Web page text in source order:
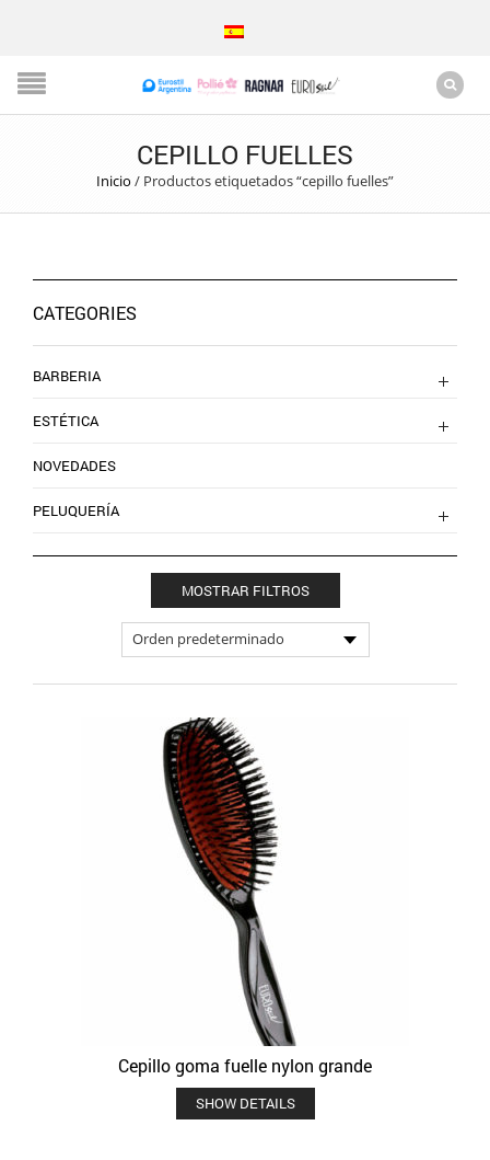
CEPILLO FUELLES
Inicio / Productos etiquetados “cepillo fuelles”
MOSTRAR FILTROS
Cepillo goma fuelle nylon grande
SHOW DETAILS
CATEGORIES
BARBERIA
ESTÉTICA
NOVEDADES
PELUQUERÍA